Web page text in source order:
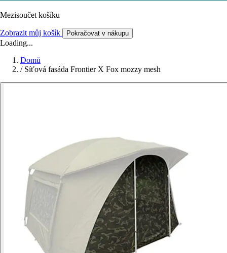
Mezisoučet košíku
Zobrazit můj košík Pokračovat v nákupu
Loading...
Domů
/ Síťová fasáda Frontier X Fox mozzy mesh